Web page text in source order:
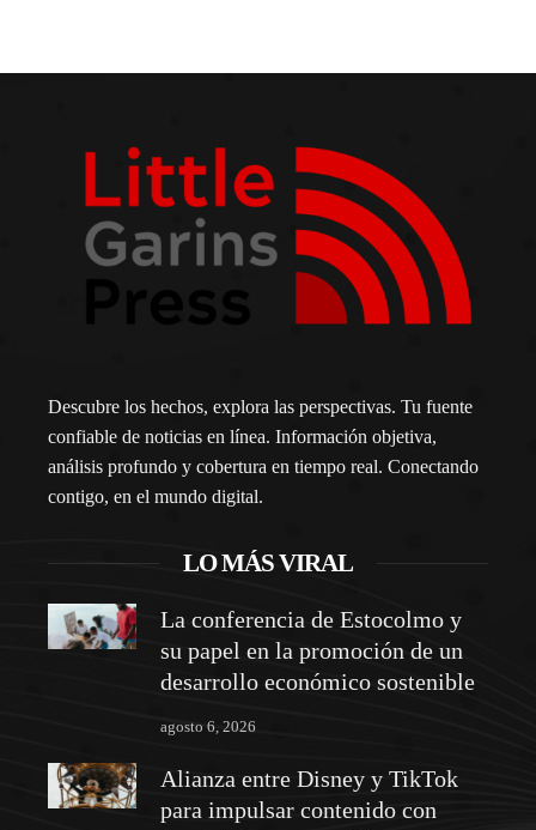
Descubre los hechos, explora las perspectivas. Tu fuente
confiable de noticias en línea. Información objetiva,
análisis profundo y cobertura en tiempo real. Conectando
contigo, en el mundo digital.
LO MÁS VIRAL
La conferencia de Estocolmo y
su papel en la promoción de un
desarrollo económico sostenible
agosto 6, 2026
Alianza entre Disney y TikTok
para impulsar contenido con